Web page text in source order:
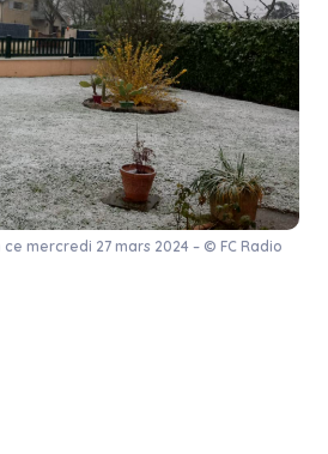
mercredi 27 mars 2024 – © FC Radio